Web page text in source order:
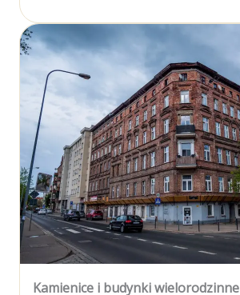
Kamienice i budynki wielorodzinne